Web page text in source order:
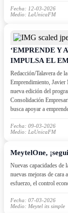
Fecha: 12-03-2026
Medio: LaUnicaFM
‘EMPRENDE Y
IMPULSA EL
Redacción/Talavera de
Emprendimiento, Javier
nueva edición del
Consolidación
busca apoyar a
Fecha: 09-03-2026
Medio: LaUnicaFM
MeytelOne,
Nuevas capacidades
nuevas mejoras de cara
esfuerzo, el control
Fecha: 07-03-2026
Medio: Meytel its simple